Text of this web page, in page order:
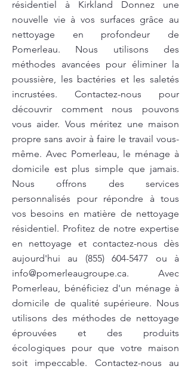
résidentiel à Kirkland Donnez une
nouvelle vie à vos surfaces grâce au
nettoyage en profondeur de
Pomerleau. Nous utilisons des
méthodes avancées pour éliminer la
poussière, les bactéries et les saletés
incrustées. Contactez-nous pour
découvrir comment nous pouvons
vous aider. Vous méritez une maison
propre sans avoir à faire le travail vous-
même. Avec Pomerleau, le ménage à
domicile est plus simple que jamais.
Nous offrons des services
personnalisés pour répondre à tous
vos besoins en matière de nettoyage
résidentiel. Profitez de notre expertise
en nettoyage et contactez-nous dès
aujourd'hui au (855) 604-5477 ou à
info@pomerleaugroupe.ca. Avec
Pomerleau, bénéficiez d'un ménage à
domicile de qualité supérieure. Nous
utilisons des méthodes de nettoyage
éprouvées et des produits
écologiques pour que votre maison
soit impeccable. Contactez-nous au